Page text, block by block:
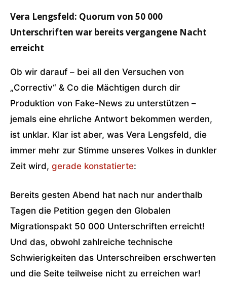
Vera Lengsfeld: Quorum von 50 000
Unterschriften war bereits vergangene Nacht
erreicht
Ob wir darauf – bei all den Versuchen von
„Correctiv“ & Co die Mächtigen durch dir
Produktion von Fake-News zu unterstützen –
jemals eine ehrliche Antwort bekommen werden,
ist unklar. Klar ist aber, was Vera Lengsfeld, die
immer mehr zur Stimme unseres Volkes in dunkler
Zeit wird, gerade konstatierte:
Bereits gesten Abend hat nach nur anderthalb
Tagen die Petition gegen den Globalen
Migrationspakt 50 000 Unterschriften erreicht!
Und das, obwohl zahlreiche technische
Schwierigkeiten das Unterschreiben erschwerten
und die Seite teilweise nicht zu erreichen war!